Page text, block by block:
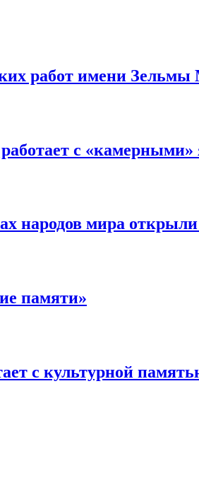
работ имени Зельмы
с
народов мира
памяти»
с культурной